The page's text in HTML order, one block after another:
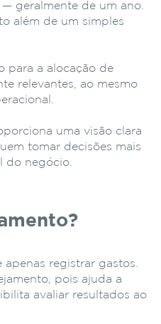
geralmente de um ano.
além de um simples
para a alocação de
relevantes, ao mesmo
uma visão clara
tomar decisões mais
do negócio.
registrar gastos.
pois ajuda a
avaliar resultados ao